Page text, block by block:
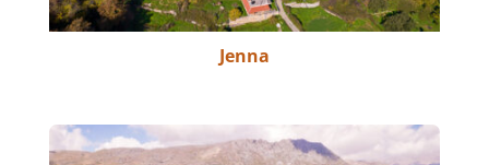
Jenna